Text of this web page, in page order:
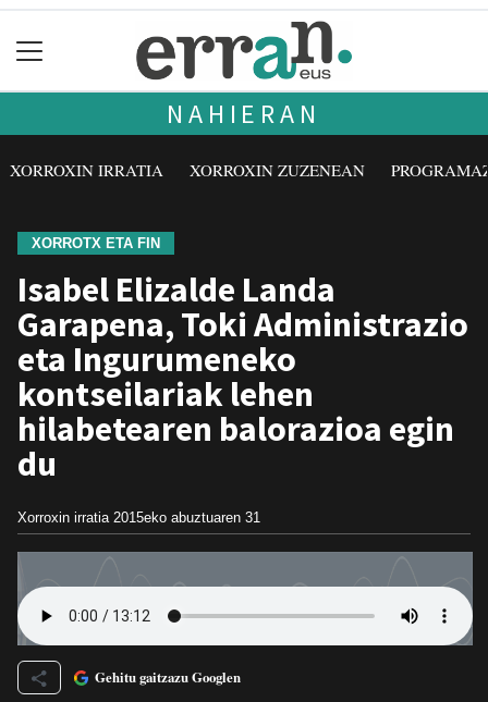
NAHIERAN
XORROXIN IRRATIA XORROXIN ZUZENEAN
XORROTX ETA FIN
Isabel Elizalde Landa
Garapena, Toki Administrazio
eta Ingurumeneko
kontseilariak lehen
hilabetearen balorazioa egin
du
Xorroxin irratia 2015eko abuztuaren 31
Gehitu gaitzazu Googlen